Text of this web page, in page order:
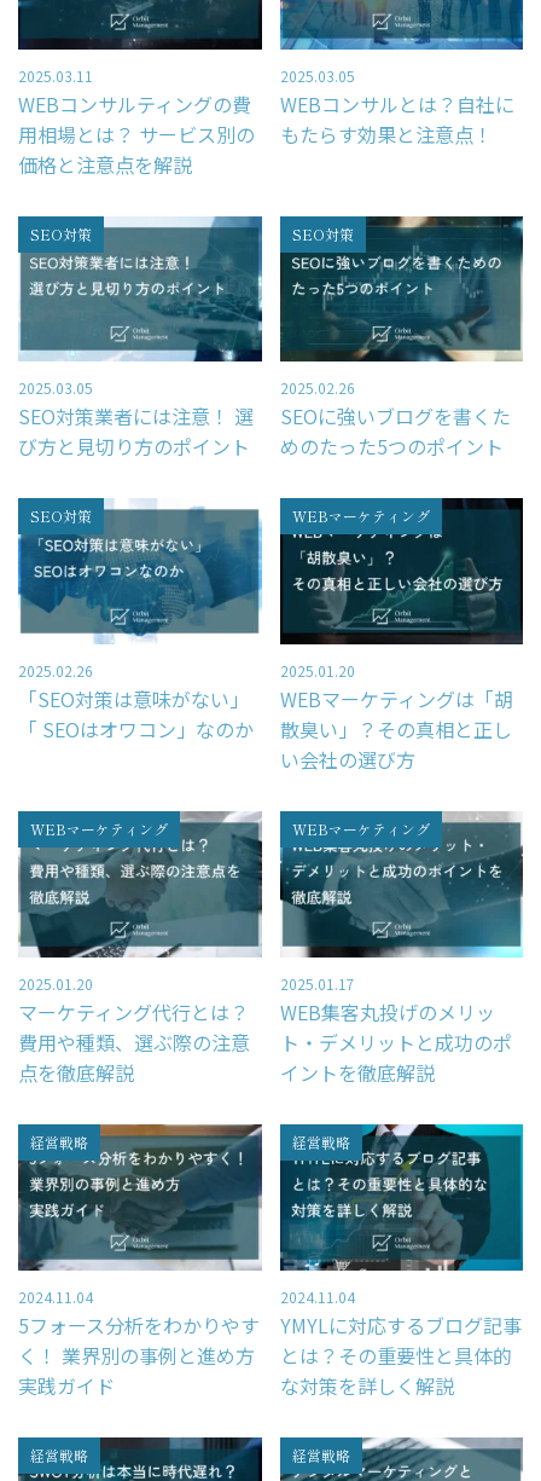
「WEBマーケティングを徹底解説」
お問い合わせ
資料請求
スポット診断
2025.03.11
WEBコンサルティングの費
用相場とは？ サービス別の
価格と注意点を解説
2025.03.05
WEBコンサルとは？自社に
もたらす効果と注意点！
SEO対策
2025.03.05
SEO対策業者には注意！ 選
び方と見切り方のポイント
SEO対策
2025.02.26
SEOに強いブログを書くた
めのたった5つのポイント
SEO対策
2025.02.26
「SEO対策は意味がない」
「 SEOはオワコン」なのか
WEBマーケティング
2025.01.20
WEBマーケティングは「胡
散臭い」？その真相と正し
い会社の選び方
WEBマーケティング
2025.01.20
マーケティング代行とは？
費用や種類、選ぶ際の注意
点を徹底解説
WEBマーケティング
2025.01.17
WEB集客丸投げのメリッ
ト・デメリットと成功のポ
イントを徹底解説
経営戦略
2024.11.04
5フォース分析をわかりやす
く！ 業界別の事例と進め方
実践ガイド
経営戦略
2024.11.04
YMYLに対応するブログ記事
とは？その重要性と具体的
な対策を詳しく解説
経営戦略 経営戦略